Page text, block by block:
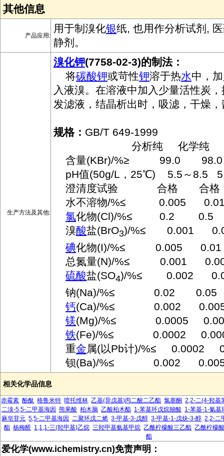
其他信息
产品应用:
用于制溴化银纸, 也用作分析试剂,
静剂。
生产方法及其他:
溴化钾(7758-02-3)的制法：
将碳酸钾或苛性钾溶于热水中，
入液溴。在溶液中加入少量活性炭
发滤液，结晶析出时，吸滤，干燥
规格： GB/T 649-1999
分析纯 化学纯
含量(KBr)/%≥ 99.0 98.0
pH值(50g/L，25℃) 5.5～8.5
澄清度试验 合格 合格
水不溶物/%≤ 0.005
氯化物(Cl)/%≤ 0.2 0.5
溴酸盐(BrO3)/%≤ 0.001
碘化物(I)/%≤ 0.005
总氮量(N)/%≤ 0.001
硫酸盐(SO4)/%≤ 0.002
钠(Na)/%≤ 0.02 0.05
钙(Ca)/%≤ 0.002
镁(Mg)/%≤ 0.0005
铁(Fe)/%≤ 0.0002
重金属(以Pb计)/%≤ 0.0002
钡(Ba)/%≤ 0.002
相关化学品信息
赤霉素 酚酞 格鲁米特 喷托维林 乙基(异戊基)丙二酸二乙酯 氯塞酮 2,2-二(4-羟基
二溴-5,5-二甲基海因 熊果酸 柏木脑 乙酸柏木酯 1-苯基环戊烷羧酸 1-苯基-1-氰基
麻皂苷元 5,5-二甲基海因 二聚环戊二烯 3-甲基-3-戊醇 3-甲基-1-戊炔-3-醇 2,2-二
酯 杨梅醛 1,1,1-三(羟甲基)乙烷 三羟甲基氨基甲烷 乙酰柠檬酸三乙酯 乙酰柠檬
酯
爱化学(www.ichemistry.cn)免责声明：